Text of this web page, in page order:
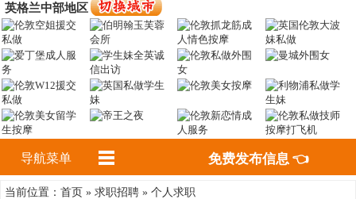
英格兰中部地区
导航菜单 免费发布信息 👈
当前位置： 首页 » 求职招聘 » 个人求职